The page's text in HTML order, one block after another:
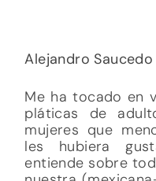
Alejandro Saucedo
Me ha tocado en
pláticas de
mujeres que
les hubiera
entiende sobre